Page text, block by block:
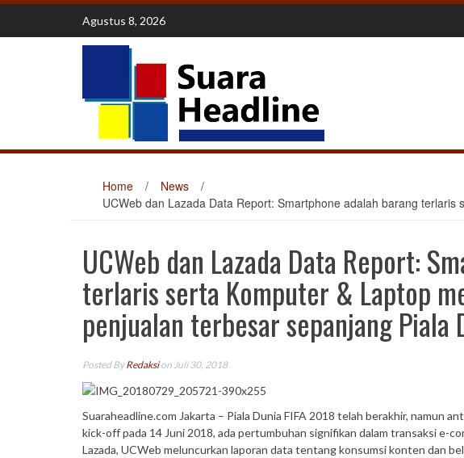
Skip
content
Agustus 8, 2026
Home / News
/
UCWeb dan Lazada Data Report: Smartphone adalah barang
UCWeb dan Lazada Data Report:
terlaris serta Komputer & Laptop
penjualan terbesar sepanjang Piala
Posted ByRedaksion Juli 30, 2018
Suaraheadline.com Jakarta – Piala Dunia FIFA 2018 telah berakhir, namun
kick-off pada 14 Juni 2018, ada pertumbuhan signifikan dalam transaksi e-
Lazada, UCWeb meluncurkan laporan data tentang konsumsi konten dan